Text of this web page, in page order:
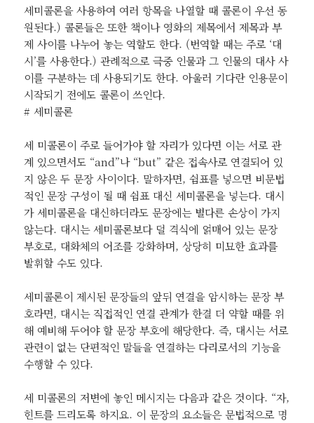
세미콜론을 사용하여 여러 항목을 나열할 때 콜론이 우선 동
원된다.) 콜론들은 또한 책이나 영화의 제목에서 제목과 부
제 사이를 나누어 놓는 역할도 한다. (번역할 때는 주로 ‘대
시’를 사용한다.) 관례적으로 극중 인물과 그 인물의 대사 사
이를 구분하는 데 사용되기도 한다. 아울러 기다란 인용문이
시작되기 전에도 콜론이 쓰인다.
# 세미콜론
세 미콜론이 주로 들어가야 할 자리가 있다면 이는 서로 관
계 있으면서도 “and”나 “but” 같은 접속사로 연결되어 있
지 않은 두 문장 사이이다. 말하자면, 쉼표를 넣으면 비문법
적인 문장 구성이 될 때 쉼표 대신 세미콜론을 넣는다. 대시
가 세미콜론을 대신하더라도 문장에는 별다른 손상이 가지
않는다. 대시는 세미콜론보다 덜 격식에 얽매어 있는 문장
부호로, 대화체의 어조를 강화하며, 상당히 미묘한 효과를
발휘할 수도 있다.
세미콜론이 제시된 문장들의 앞뒤 연결을 암시하는 문장 부
호라면, 대시는 직접적인 연결 관계가 한결 더 약할 때를 위
해 예비해 두어야 할 문장 부호에 해당한다. 즉, 대시는 서로
관련이 없는 단편적인 말들을 연결하는 다리로서의 기능을
수행할 수 있다.
세 미콜론의 저변에 놓인 메시지는 다음과 같은 것이다. “자,
힌트를 드리도록 하지요. 이 문장의 요소들은 문법적으로 명